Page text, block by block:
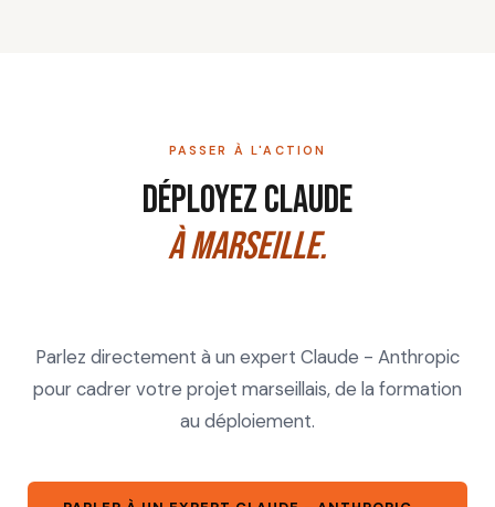
PASSER À L'ACTION
Déployez Claude
à Marseille.
Parlez directement à un expert Claude - Anthropic
pour cadrer votre projet marseillais, de la formation
au déploiement.